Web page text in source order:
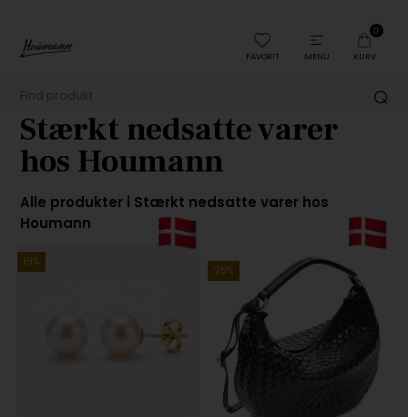
FAVORIT MENU
0
KURV
Stærkt nedsatte varer
hos Houmann
Alle produkter i Stærkt nedsatte varer hos
Houmann
19%
25%